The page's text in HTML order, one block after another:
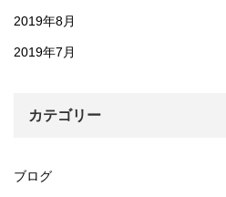
2019年8月
2019年7月
カテゴリー
ブログ